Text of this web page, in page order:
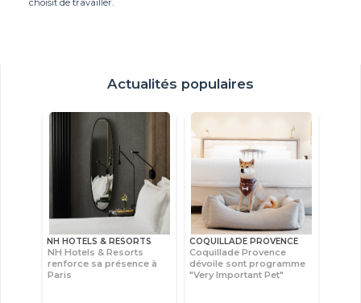
choisit de travailler.
Actualités populaires
NH HOTELS & RESORTS
NH Hotels & Resorts
renforce sa présence à
Paris
COQUILLADE PROVENCE
Coquillade Provence
dévoile sont programme
"Very Important Pet"